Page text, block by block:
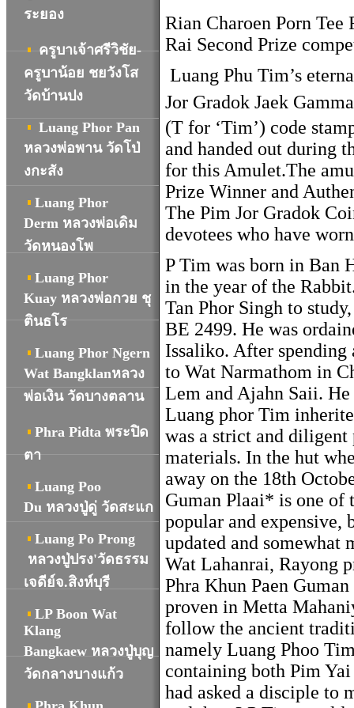
ระยอง
ครูบาเจ้าศรีวิชัย-
ครูบาน้อย ชยวังโส
วัดบ้านปง
Luang Phor Pan
หลวงพ่อพาน วัดโป่
งกะสัง
Luang Phor
Derm หลวงพ่อเดิม
วัดหนองโพ
Luang Phor
Kuay หลวงพ่อกวย ชุ
ตินธโร
Luang Phor Ngern
Wat Bangklanหลวง
พ่อเงิน วัดบางตลาน
Phra Pidta พระปิด
ตา
Luang Poo
Du หลวงปู่ดู่ วัดสะแก
Luang Po Prong
หลวงปู่ปรง'วัดธรรม
เจดีย์จ.สิงห์บุรี
LP Boon Wat
Klang
Bangkaew หลวงปู่บุญ
วัดกลางบางแก้ว
Rian Charoen Porn
Rai Second Prize
Luang Phu Tim’s
Jor Gradok Jaek
(T for ‘Tim’) code
and handed out during
for this Amulet.The
Prize Winner and
The Pim Jor Gradok
devotees who have
P Tim was born in Ban
in the year of the
Tan Phor Singh to
BE 2499. He was
Issaliko. After spending
to Wat Narmathom in
Lem and Ajahn Saii.
Luang phor Tim
was a strict and diligent
materials. In the hut
away on the 18th
Guman Plaai* is one of
popular and expensive,
updated and somewhat
Wat Lahanrai, Rayong
Phra Khun Paen
proven in Metta
follow the ancient
namely Luang Phoo
containing both Pim
had asked a disciple to